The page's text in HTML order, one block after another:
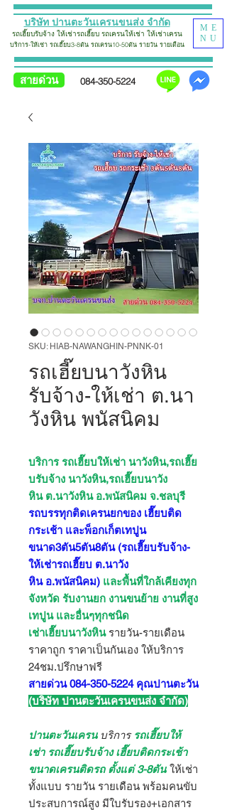
บริษัท ปานตะวันเครนขนส่ง จำกัด
รถเฮี๊ยบรับจ้างให้เช่ารถเฮี๊ยบ รถเครนให้เช่า ให้เช่าเครน
บริการ-ให้เช่า รถเฮี๊ยบ3-8ตัน รถเครน10-50ตัน รายวัน รายเดือน
ME
NU
สายด่วน 084-350-5224
SKU: HIAB-NAWANGHIN-PNNK-01
รถเฮี๊ยบนาวังหิน
รับจ้าง-ให้เช่า ต.นา
วังหิน พนัสนิคม
บริการ รถเฮี๊ยบให้เช่า นาวังหิน,รถเฮี๊ย
บรับจ้าง นาวังหิน,รถเฮี๊ยบนาวัง
หิน ต.นาวังหิน อ.พนัสนิคม จ.ชลบุรี
รถบรรทุกติดเครนยกของ เฮี๊ยบติด
กระเช้า และพ็อกเก็ตเทปูน
ขนาด3ตัน5ตัน8ตัน (รถเฮี๊ยบรับจ้าง-
ให้เช่ารถเฮี๊ยบ ต.นาวัง
หิน อ.พนัสนิคม) และพื้นที่ใกล้เคียงทุก
จังหวัด รับงานยก งานขนย้าย งานที่สูง
เทปูน และอื่นๆทุกชนิด
เช่าเฮี๊ยบนาวังหิน รายวัน-รายเดือน
ราคาถูก ราคาเป็นกันเอง ให้บริการ
24ชม.ปรึกษาฟรี
สายด่วน 084-350-5224 คุณปานตะวัน
(บริษัท ปานตะวันเครนขนส่ง จำกัด)
ปานตะวันเครนบริการ รถเฮี๊ยบให้
เช่า รถเฮี๊ยบรับจ้าง เฮี๊ยบติดกระเช้า
ขนาดเครนติดรถ ตั้งแต่ 3-8ตัน ให้เช่า
ทั้งแบบ รายวัน รายเดือน พร้อมคนขับ
ประสบการณ์สูง มีใบรับรอง+เอกสาร